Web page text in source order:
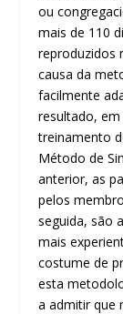
ou
mais de 110
reproduzidos
causa da
facilmente
resultado,
treinamento
Método de
anterior, as
pelos
seguida, são
mais
costume de
esta
a admitir que